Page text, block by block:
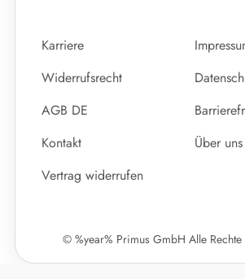
Karriere
Widerrufsrecht
AGB DE
Kontakt
Über uns
Vertrag widerrufen
© %year% Primus GmbH Alle Rechte